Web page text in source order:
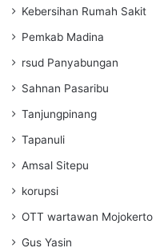
Kebersihan Rumah Sakit
Pemkab Madina
rsud Panyabungan
Sahnan Pasaribu
Tanjungpinang
Tapanuli
Amsal Sitepu
korupsi
OTT wartawan Mojokerto
Gus Yasin